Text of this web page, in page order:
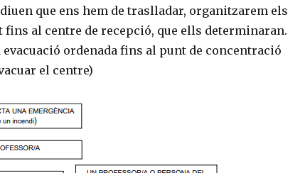
que ens hem de traslladar, organitzarem els
al centre de recepció, que ells determinaran.
ordenada fins al punt de concentració
el centre)